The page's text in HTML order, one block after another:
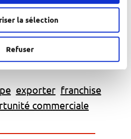
la sélection
Refuser
un leader dans ce
exporter franchise
commerciale